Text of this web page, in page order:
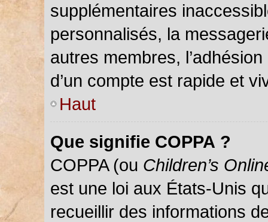
supplémentaires
personnalisés, la
autres membres,
d’un compte est rapide et
Haut
Que signifie COPPA ?
COPPA (ou Children’s
est une loi aux États-Unis
recueillir des informations